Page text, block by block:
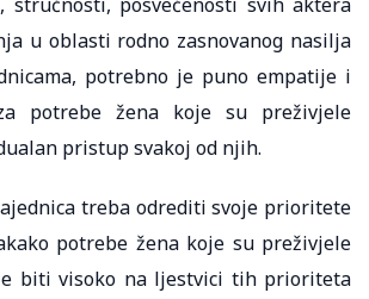
u oblasti rodno zasnovanog nasilja
potrebno je puno empatije i
potrebe žena koje su preživjele
pristup svakoj od njih.
treba odrediti svoje prioritete
potrebe žena koje su preživjele
biti visoko na ljestvici tih prioriteta